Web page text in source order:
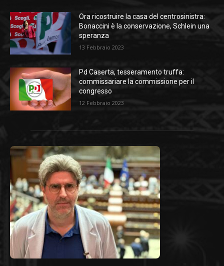
Ora ricostruire la casa del centrosinistra:
Bonaccini è la conservazione, Schlein una
speranza
13 Febbraio 2023
Pd Caserta, tesseramento truffa:
commissariare la commissione per il
congresso
12 Febbraio 2023